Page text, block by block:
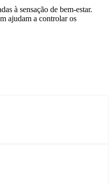
à sensação de bem-estar.
ajudam a controlar os